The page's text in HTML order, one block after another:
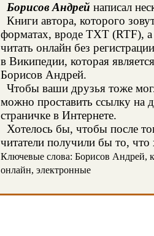
Борисов Андрей написал
Книги автора, которого
форматах, вроде TXT (RTF),
читать онлайн без
в Википедии, которая
Борисов Андрей.
Чтобы ваши друзья тоже
можно проставить ссылку на
страничке в Интернете.
Хотелось бы, чтобы после
читатели получили бы то, что
Ключевые слова: Борисов Андрей,
онлайн, электронные